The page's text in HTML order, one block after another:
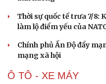
Thời sự quốc tế trưa 7/8:
làm lộ điểm yếu của
Chính phủ Ấn Độ đẩy
mạng xã hội
Ô TÔ - XE MÁY